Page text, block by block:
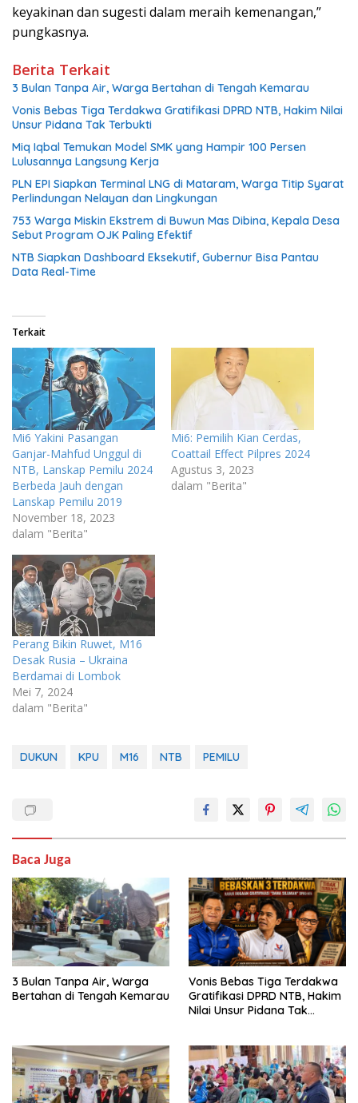
keyakinan dan sugesti dalam meraih kemenangan,”
pungkasnya.
Berita Terkait
3 Bulan Tanpa Air, Warga Bertahan di Tengah Kemarau
Vonis Bebas Tiga Terdakwa Gratifikasi DPRD NTB, Hakim Nilai
Unsur Pidana Tak Terbukti
Miq Iqbal Temukan Model SMK yang Hampir 100 Persen
Lulusannya Langsung Kerja
PLN EPI Siapkan Terminal LNG di Mataram, Warga Titip Syarat
Perlindungan Nelayan dan Lingkungan
753 Warga Miskin Ekstrem di Buwun Mas Dibina, Kepala Desa
Sebut Program OJK Paling Efektif
NTB Siapkan Dashboard Eksekutif, Gubernur Bisa Pantau
Data Real-Time
Terkait
Mi6 Yakini Pasangan
Ganjar-Mahfud Unggul di
NTB, Lanskap Pemilu 2024
Berbeda Jauh dengan
Lanskap Pemilu 2019
November 18, 2023
dalam "Berita"
Mi6: Pemilih Kian Cerdas,
Coattail Effect Pilpres 2024
Agustus 3, 2023
dalam "Berita"
Perang Bikin Ruwet, M16
Desak Rusia – Ukraina
Berdamai di Lombok
Mei 7, 2024
dalam "Berita"
DUKUN KPU M16 NTB PEMILU
Baca Juga
3 Bulan Tanpa Air, Warga
Bertahan di Tengah Kemarau
Vonis Bebas Tiga Terdakwa
Gratifikasi DPRD NTB, Hakim
Nilai Unsur Pidana Tak